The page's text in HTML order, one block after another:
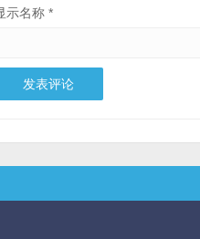
示名称*